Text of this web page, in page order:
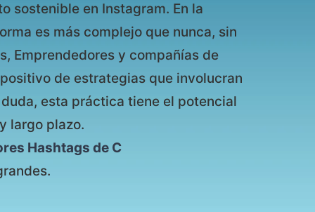
sostenible en Instagram. En la
es más complejo que nunca, sin
Emprendedores y compañías de
de estrategias que involucran
esta práctica tiene el potencial
largo plazo.
Hashtags de C